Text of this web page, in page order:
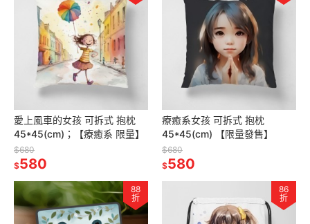
愛上風車的女孩 可拆式 抱枕
45*45(cm)；【療癒系 限量】
$680
$580
療癒系女孩 可拆式 抱枕
45*45(cm) 【限量發售】
$680
$580
88
折
86
折